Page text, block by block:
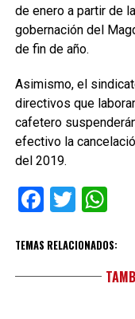
de enero a partir de
gobernación del
de fin de año.
Asimismo, el
directivos que
cafetero
efectivo la
del 2019.
Facebook
TEMAS RELACIONADOS: